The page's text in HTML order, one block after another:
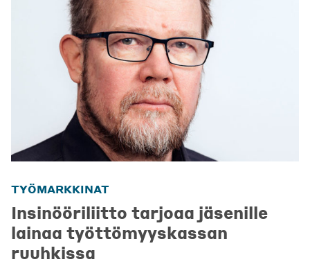
TYÖMARKKINAT
Insinööriliitto tarjoaa jäsenille
lainaa työttömyyskassan
ruuhkissa